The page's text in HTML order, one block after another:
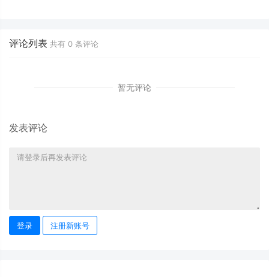
评论列表 共有 0 条评论
暂无评论
发表评论
登录 注册新账号